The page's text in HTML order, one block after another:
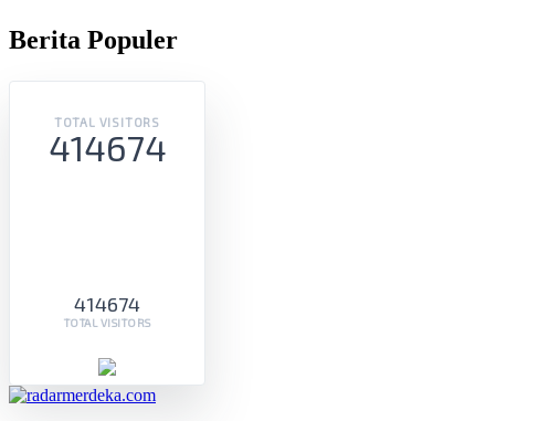
Berita Populer
TOTAL VISITORS
414674
414674
TOTAL VISITORS